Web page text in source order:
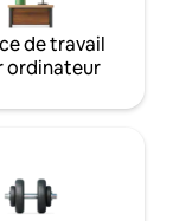
de travail
ordinateur